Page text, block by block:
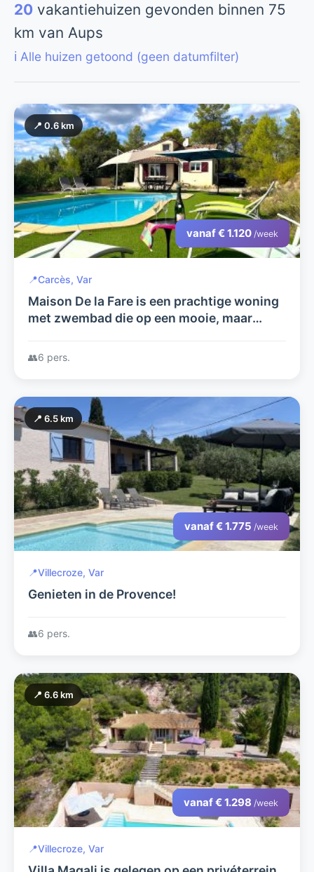
20 vakantiehuizen gevonden binnen 75
km van Aups
ℹ️ Alle huizen getoond (geen datumfilter)
📍 0.6 km
vanaf € 1.120 /week
📍Carcès, Var
Maison De la Fare is een prachtige woning
met zwembad die op een mooie, maar
typisch Provencaalse 'setting'
👥6 pers.
📍 6.5 km
vanaf € 1.775 /week
📍Villecroze, Var
Genieten in de Provence!
👥6 pers.
📍 6.6 km
vanaf € 1.298 /week
📍Villecroze, Var